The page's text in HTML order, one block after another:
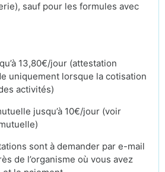
sauf pour les formules avec
13,80€/jour (attestation
uniquement lorsque la cotisation
activités)
jusqu’à 10€/jour (voir
sont à demander par e-mail
de l’organisme où vous avez